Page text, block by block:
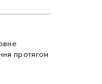
протягом